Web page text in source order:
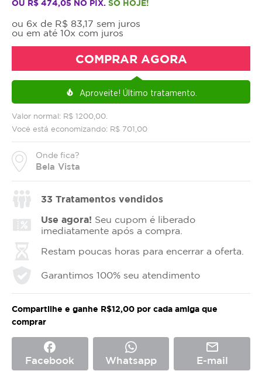
Valor normal: R$ 1200,00.
Você está economizando: R$ 701,00
Onde fica?
Bela Vista
OU R$ 474,05 NO PIX. SÓ HOJE!
ou 6x de R$ 83,17 sem juros
ou em até 10x com juros
COMPRAR AGORA
local_fire_department Aproveite! Último tratamento.
33 Tratamentos vendidos
Use agora! Seu cupom é liberado
imediatamente após a compra.
Restam poucas horas para encerrar a oferta.
Garantimos 100% seu atendimento
Compartilhe e ganhe R$12,00 por cada amiga que
comprar
facebook
Facebook Whatsapp
mail_outline
E-mail